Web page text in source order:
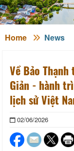
Home News
Về Bảo
Giản - hành
lịch sử Việt
02/06/2026